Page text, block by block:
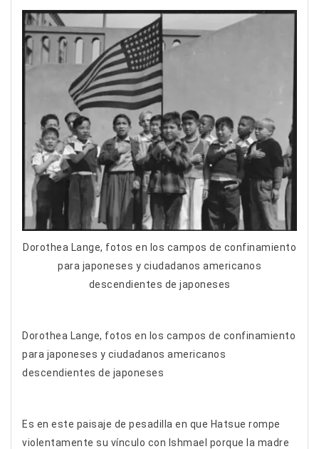
Dorothea Lange, fotos en los campos de confinamiento
para japoneses y ciudadanos americanos
descendientes de japoneses
Dorothea Lange, fotos en los campos de confinamiento
para japoneses y ciudadanos americanos
descendientes de japoneses
Es en este paisaje de pesadilla en que Hatsue rompe
violentamente su vínculo con Ishmael porque la madre